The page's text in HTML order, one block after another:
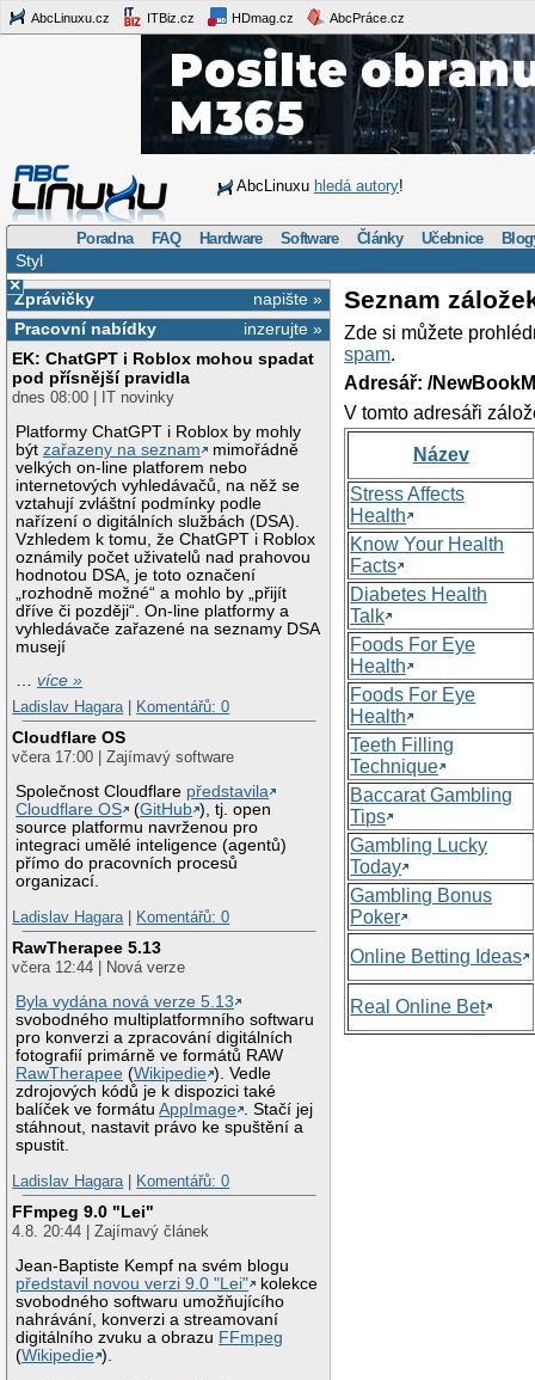
AbcLinuxu.cz ITBiz.cz HDmag.cz AbcPráce.cz
AbcLinuxu hledá autory!
Poradna FAQ Hardware Software Články Učebnice
Styl
×
napište »
Zprávičky
inzerujte »
Pracovní nabídky
EK: ChatGPT i Roblox mohou spadat
pod přísnější pravidla
dnes 08:00 | IT novinky
Platformy ChatGPT i Roblox by mohly
býtzařazeny na seznam
mimořádně
velkých on-line platforem nebo
internetových vyhledávačů, na něž se
vztahují zvláštní podmínky podle
nařízení o digitálních službách (DSA).
Vzhledem k tomu, že ChatGPT i Roblox
oznámily počet uživatelů nad prahovou
hodnotou DSA, je toto označení
„rozhodně možné“ a mohlo by „přijít
dříve či později“. On-line platformy a
vyhledávače zařazené na seznamy DSA
musejí
…více »
Ladislav Hagara
Komentářů: 0
Cloudflare OS
včera 17:00 | Zajímavý software
Společnost Cloudflare představila
Cloudflare OS
(GitHub ), tj. open
source platformu navrženou pro
integraci umělé inteligence (agentů)
přímo do pracovních procesů
organizací.
Ladislav Hagara
Komentářů: 0
RawTherapee 5.13
včera 12:44 | Nová verze
Byla vydána nová verze 5.13
svobodného multiplatformního softwaru
pro konverzi a zpracování digitálních
fotografií primárně ve formátů RAW
RawTherapee (Wikipedie ). Vedle
zdrojových kódů je k dispozici také
balíček ve formátuAppImage . Stačí jej
stáhnout, nastavit právo ke spuštění a
spustit.
Ladislav Hagara
Komentářů: 0
FFmpeg 9.0 "Lei"
4.8. 20:44 | Zajímavý článek
Jean-Baptiste Kempf na svém blogu
představil novou verzi 9.0 "Lei"
kolekce
svobodného softwaru umožňujícího
nahrávání, konverzi a streamovaní
digitálního zvuku a obrazu FFmpeg
(Wikipedie ).
Seznam
Zde si můžete
spam.
Adresář: /
V tomto adresáři
Název
Stress Affects
Health
Know Your Health
Facts
Diabetes Health
Talk
Foods For Eye
Health
Foods For Eye
Health
Teeth Filling
Technique
Baccarat Gambling
Tips
Gambling Lucky
Today
Gambling Bonus
Poker
Online Betting Ideas
Real Online Bet